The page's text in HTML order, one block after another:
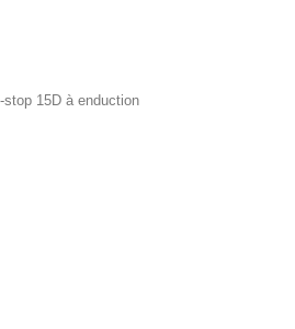
15D à enduction